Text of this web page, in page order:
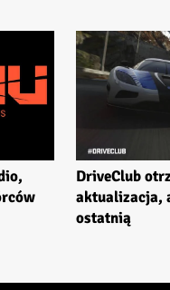
DriveClub
aktualizacja,
ostatnią